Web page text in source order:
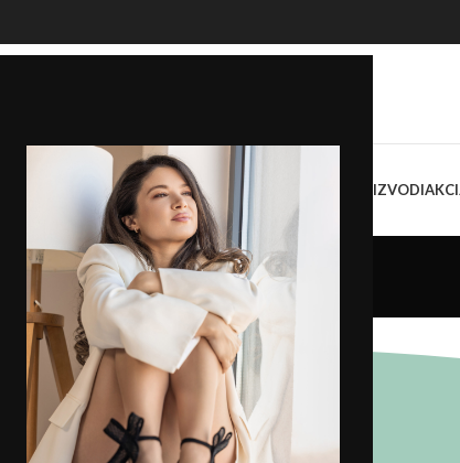
PAPUČEŽENSKE TORBE I TAŠNE SVI PROIZVODI
Section Dividers
Home/ Section Dividers